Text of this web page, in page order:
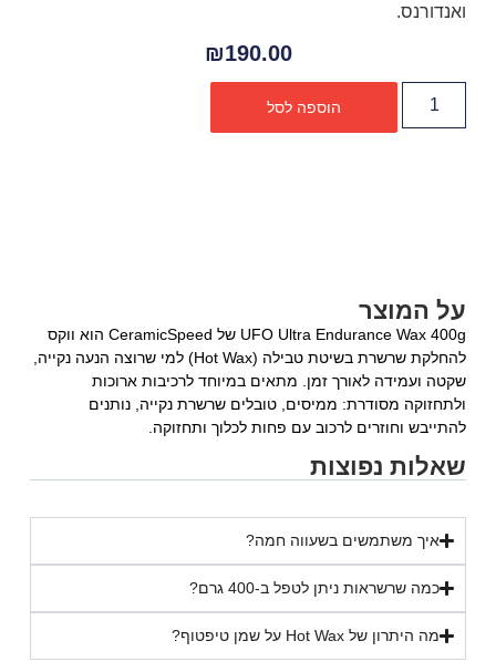
ואנדורנס.
₪190.00
הוספה לסל
על המוצר
UFO Ultra Endurance Wax 400g של CeramicSpeed הוא ווקס
להחלקת שרשרת בשיטת טבילה (Hot Wax) למי שרוצה הנעה נקייה,
שקטה ועמידה לאורך זמן. מתאים במיוחד לרכיבות ארוכות
ולתחזוקה מסודרת: ממיסים, טובלים שרשרת נקייה, נותנים
להתייבש וחוזרים לרכוב עם פחות לכלוך ותחזוקה.
שאלות נפוצות
איך משתמשים בשעווה חמה?
כמה שרשראות ניתן לטפל ב-400 גרם?
מה היתרון של Hot Wax על שמן טיפטוף?